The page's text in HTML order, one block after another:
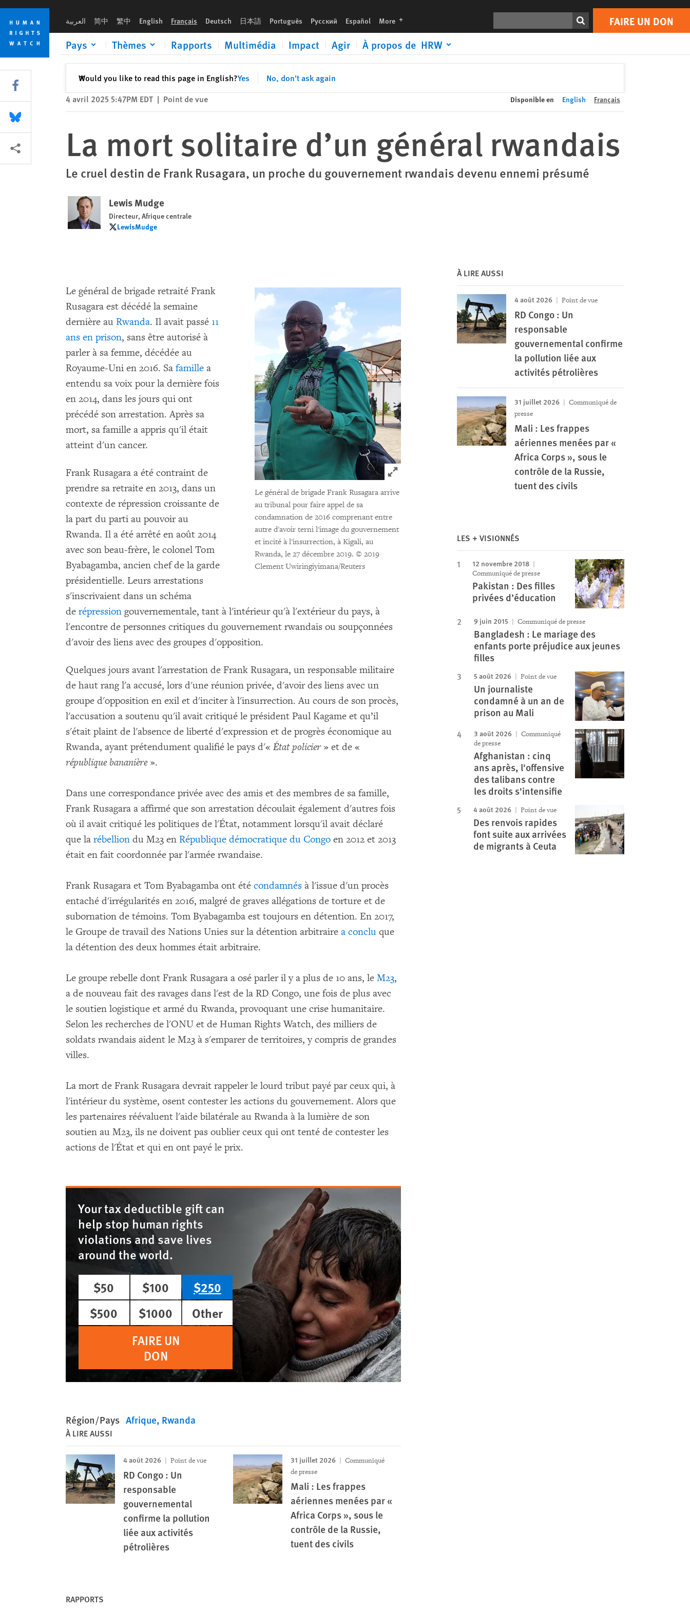
Skip
cookie
privacy
notice
Skip
main
content
العربية 简中 繁中 English Français Deutsch 日本語 Português Русский Español More languages FAIRE UN DON
Pays Thèmes Rapports Multimédia Impact Agir À propos de HRW
Would you like to read this page in English?Yes No, don't ask again
✕Fermer
Print FAIRE UN DON
4 avril 2025 5:47PM EDT | Point de vue Disponible en English Français
La mort solitaire d’un général rwandais
Le cruel destin de Frank Rusagara, un proche du gouvernement rwandais devenu ennemi présumé
Lewis Mudge
Directeur, Afrique centrale
LewisMudge
LewisMudge
Click to expand Image
Le général de brigade Frank Rusagara arrive
au tribunal pour faire appel de sa
condamnation de 2016 comprenant entre
autre d'avoir terni l'image du gouvernement
et incité à l'insurrection, à Kigali, au
Rwanda, le 27 décembre 2019. © 2019
Clement Uwiringiyimana/Reuters
Le général de brigade retraité Frank
Rusagara est décédé la semaine
dernière au Rwanda. Il avait passé 11
ans en prison, sans être autorisé à
parler à sa femme, décédée au
Royaume-Uni en 2016. Sa famille a
entendu sa voix pour la dernière fois
en 2014, dans les jours qui ont
précédé son arrestation. Après sa
mort, sa famille a appris qu'il était
atteint d'un cancer.
Frank Rusagara a été contraint de
prendre sa retraite en 2013, dans un
contexte de répression croissante de
la part du parti au pouvoir au
Rwanda. Il a été arrêté en août 2014
avec son beau-frère, le colonel Tom
Byabagamba, ancien chef de la garde
présidentielle. Leurs arrestations
s'inscrivaient dans un schéma
de répression gouvernementale, tant à l'intérieur qu'à l'extérieur du pays, à
l'encontre de personnes critiques du gouvernement rwandais ou soupçonnées
d'avoir des liens avec des groupes d'opposition.
Quelques jours avant l'arrestation de Frank Rusagara, un responsable militaire
de haut rang l'a accusé, lors d'une réunion privée, d'avoir des liens avec un
groupe d'opposition en exil et d'inciter à l'insurrection. Au cours de son procès,
l'accusation a soutenu qu'il avait critiqué le président Paul Kagame et qu’il
s'était plaint de l'absence de liberté d'expression et de progrès économique au
Rwanda, ayant prétendument qualifié le pays d'« État policier» et de «
république bananière».
Dans une correspondance privée avec des amis et des membres de sa famille,
Frank Rusagara a affirmé que son arrestation découlait également d'autres fois
où il avait critiqué les politiques de l'État, notamment lorsqu'il avait déclaré
que la rébellion du M23 en République démocratique du Congo en 2012 et 2013
était en fait coordonnée par l'armée rwandaise.
Frank Rusagara et Tom Byabagamba ont été condamnés à l'issue d'un procès
entaché d'irrégularités en 2016, malgré de graves allégations de torture et de
subornation de témoins. Tom Byabagamba est toujours en détention. En 2017,
le Groupe de travail des Nations Unies sur la détention arbitraire a conclu que
la détention des deux hommes était arbitraire.
Le groupe rebelle dont Frank Rusagara a osé parler il y a plus de 10 ans, le M23,
a de nouveau fait des ravages dans l'est de la RD Congo, une fois de plus avec
le soutien logistique et armé du Rwanda, provoquant une crise humanitaire.
Selon les recherches de l'ONU et de Human Rights Watch, des milliers de
soldats rwandais aident le M23 à s'emparer de territoires, y compris de grandes
villes.
La mort de Frank Rusagara devrait rappeler le lourd tribut payé par ceux qui, à
l'intérieur du système, osent contester les actions du gouvernement. Alors que
les partenaires réévaluent l'aide bilatérale au Rwanda à la lumière de son
soutien au M23, ils ne doivent pas oublier ceux qui ont tenté de contester les
actions de l'État et qui en ont payé le prix.
Your tax deductible gift can
help stop human rights
violations and save lives
around the world.
$50
$100
$250
$500
$1000
Other
FAIRE UN
DON
Région/Pays Afrique Rwanda
À LIRE AUSSI
4 août 2026 Point de vue
RD Congo : Un
responsable
gouvernemental
confirme la pollution
liée aux activités
pétrolières
31 juillet 2026
Communiqué
de presse
Mali : Les frappes
aériennes menées par «
Africa Corps », sous le
contrôle de la Russie,
tuent des civils
RAPPORTS
À LIRE AUSSI
4 août 2026 Point de vue
RD Congo : Un
responsable
gouvernemental confirme
la pollution liée aux
activités pétrolières
31 juillet 2026
Communiqué de
presse
Mali : Les frappes
aériennes menées par «
Africa Corps », sous le
contrôle de la Russie,
tuent des civils
LES + VISIONNÉS
12 novembre 2018
Communiqué de presse
Pakistan : Des filles
privées d’éducation
9 juin 2015 Communiqué de presse
Bangladesh : Le mariage des
enfants porte préjudice aux jeunes
filles
5 août 2026 Point de vue
Un journaliste
condamné à un an de
prison au Mali
3 août 2026
Communiqué
de presse
Afghanistan : cinq
ans après, l'offensive
des talibans contre
les droits s'intensifie
4 août 2026 Point de vue
Des renvois rapides
font suite aux arrivées
de migrants à Ceuta
Share this via Facebook
Share this via Bluesky
Share this via Partagez